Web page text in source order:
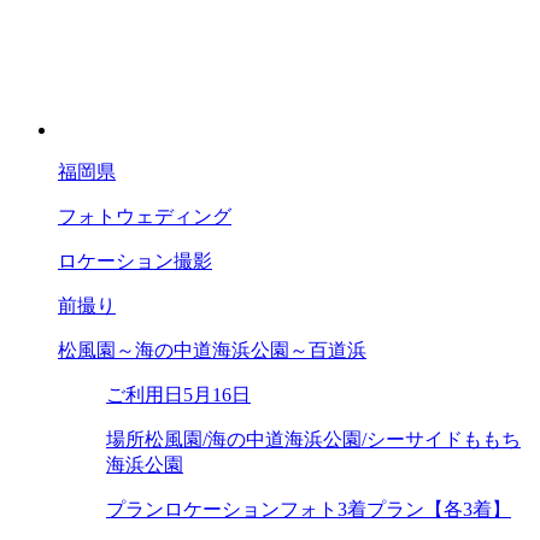
福岡県
フォトウェディング
ロケーション撮影
前撮り
松風園～海の中道海浜公園～百道浜
ご利用日 5月16日
場所松風園/海の中道海浜公園/シーサイドももち
海浜公園
プラン ロケーションフォト3着プラン【各3着】